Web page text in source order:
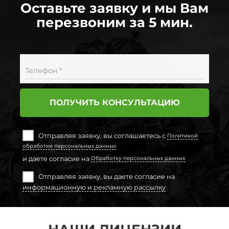
Оставьте заявку и мы Вам
перезвоним за 5 мин.
Телефон *
ПОЛУЧИТЬ КОНСУЛЬТАЦИЮ
Отправляя заявку, вы соглашаетесь с Политикой
обработки персональных данных
и даете согласие на Обработку персональных данных
Отправляя заявку, вы даете согласие на
информационную и рекламную рассылку